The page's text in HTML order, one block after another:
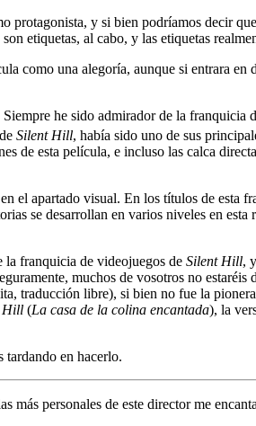
protagonista, y si bien podríamos decir
etiquetas, al cabo, y las etiquetas
como una alegoría, aunque si entrara
he sido admirador de la franquicia
Silent Hill, había sido uno de sus
de esta película, e incluso las calca
el apartado visual. En los títulos de esta
se desarrollan en varios niveles en
la franquicia de videojuegos de Silent Hill,
muchos de vosotros no
traducción libre), si bien no fue la
Hill (La casa de la colina encantada), la
tardando en hacerlo.
más personales de este director me